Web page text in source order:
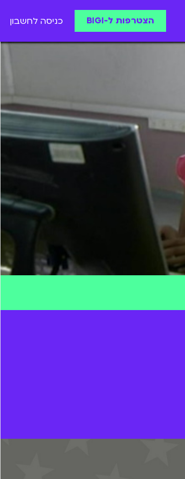
הצטרפות ל-BIGI כניסה לחשבון